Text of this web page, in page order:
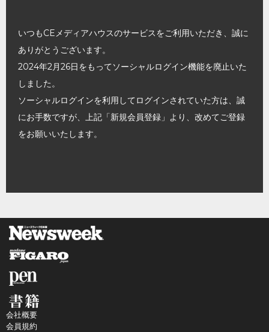
いつもCEメディアハウスのサービスをご利用いただき、誠に
ありがとうございます。
2024年2月26日をもってソーシャルログイン機能を廃止いた
しました。
ソーシャルログインを利用してログインされていた方は、誠
にお手数ですが、上記「新規会員登録」より、改めてご登録
をお願いいたします。
会社概要
会員規約